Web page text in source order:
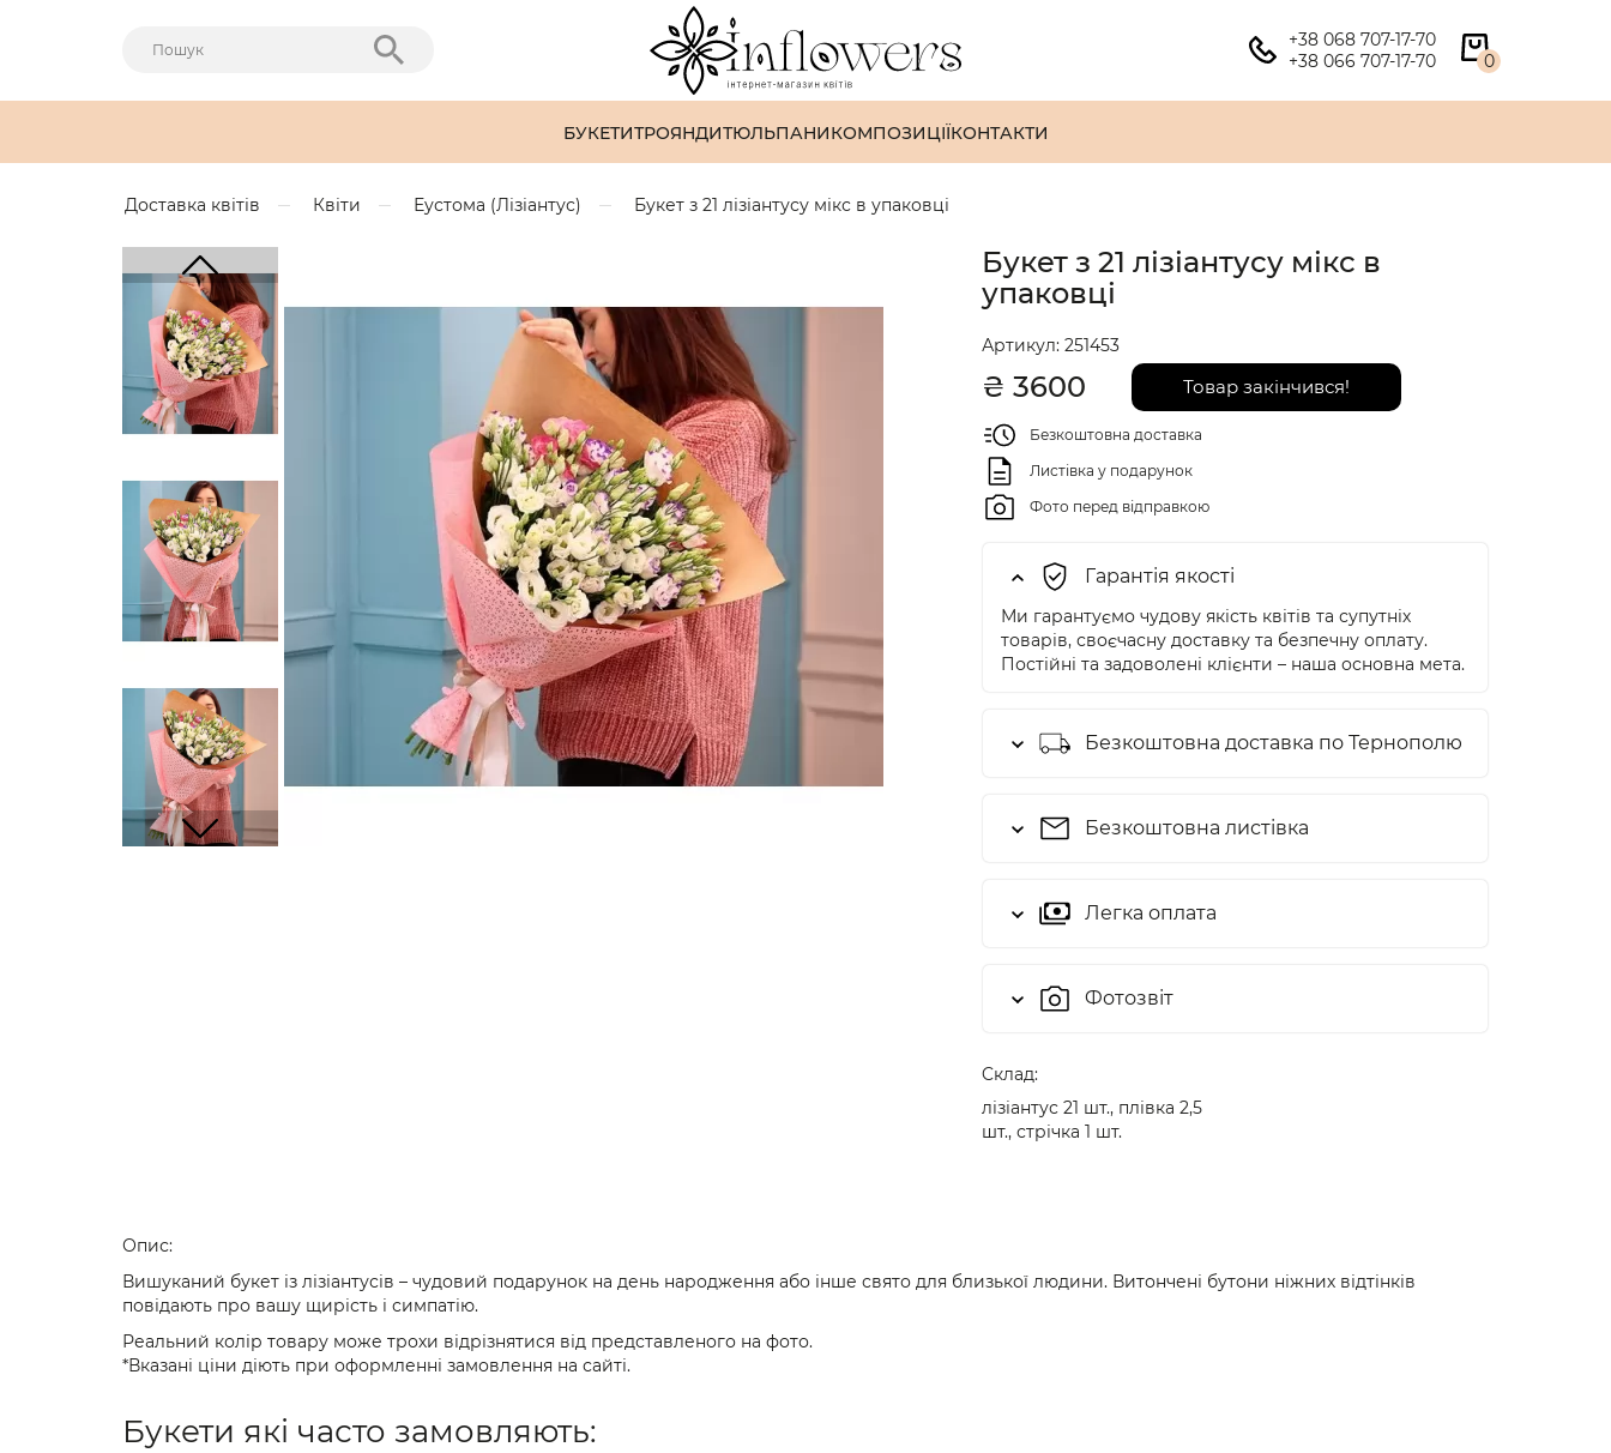
+38 068 707-17-70
+38 066 707-17-70
0
БУКЕТИТРОЯНДИТЮЛЬПАНИКОМПОЗИЦІЇКОНТАКТИ
Доставка квітів Квіти Еустома (Лізіантус) Букет з 21 лізіантусу мікс в упаковці
Букет з 21 лізіантусу мікс в
упаковці
Артикул: 251453
₴ 3600 Товар закінчився!
Безкоштовна доставка
Листівка у подарунок
Фото перед відправкою
Гарантія якості
Ми гарантуємо чудову якість квітів та супутніх
товарів, своєчасну доставку та безпечну оплату.
Постійні та задоволені клієнти – наша основна мета.
Безкоштовна доставка по Тернополю
Безкоштовна листівка
Легка оплата
Фотозвіт
Cклад:
лізіантус 21 шт., плівка 2,5
шт., стрічка 1 шт.
Опис:
Вишуканий букет із лізіантусів – чудовий подарунок на день народження або інше свято для близької людини. Витончені бутони ніжних відтінків
повідають про вашу щирість і симпатію.
Реальний колір товару може трохи відрізнятися від представленого на фото.
*Вказані ціни діють при оформленні замовлення на сайті.
Букети які часто замовляють: